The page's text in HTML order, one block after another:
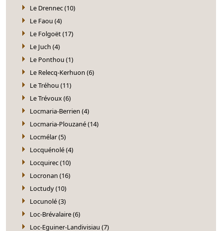
Le Drennec (10)
Le Faou (4)
Le Folgoët (17)
Le Juch (4)
Le Ponthou (1)
Le Relecq-Kerhuon (6)
Le Tréhou (11)
Le Trévoux (6)
Locmaria-Berrien (4)
Locmaria-Plouzané (14)
Locmélar (5)
Locquénolé (4)
Locquirec (10)
Locronan (16)
Loctudy (10)
Locunolé (3)
Loc-Brévalaire (6)
Loc-Eguiner-Landivisiau (7)